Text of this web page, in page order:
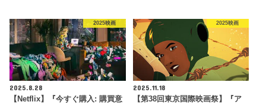
2025映画
2025.8.28
【Netflix】『今すぐ購入: 購買意
2025映画
2025.11.18
【第38回東京国際映画祭】『ア